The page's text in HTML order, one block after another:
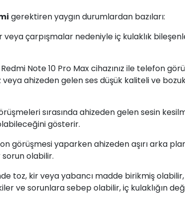
gerektiren yaygın durumlardan bazıları:
çarpışmalar nedeniyle iç kulaklık
Note 10 Pro Max cihazınız ile telefon
veya ahizeden gelen ses düşük kaliteli ve
sırasında ahizeden gelen sesin
gösterir.
görüşmesi yaparken ahizeden aşırı arka
olabilir.
toz, kir veya yabancı madde birikmiş
ve sorunlara sebep olabilir, iç kulaklığın